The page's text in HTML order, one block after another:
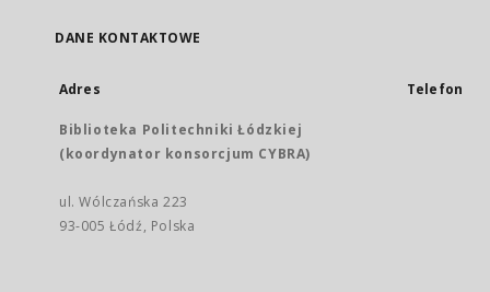
DANE KONTAKTOWE
Adres
Biblioteka Politechniki Łódzkiej
(koordynator konsorcjum CYBRA)
ul. Wólczańska 223
93-005 Łódź, Polska
Telefon